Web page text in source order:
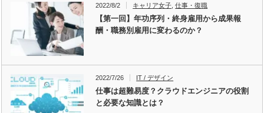
2022/8/2 キャリア女子 ,仕事・復職
【第一回】年功序列・終身雇用から成果報
酬・職務別雇用に変わるのか？
2022/7/26 IT / デザイン
仕事は超難易度？クラウドエンジニアの役割
と必要な知識とは？